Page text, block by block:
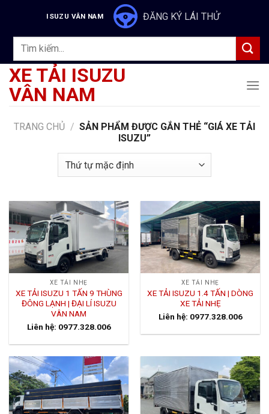
content
ISUZU VÂN NAM ĐĂNG KÝ LÁI THỬ
Tìm
XE TẢI ISUZU
VÂN NAM
TRANG CHỦ / SẢN PHẨM ĐƯỢC GẮN THẺ “GIÁ XE TẢI
ISUZU”
XE TẢI NHẸ
XE TẢI ISUZU 1 TẤN 9 THÙNG
ĐÔNG LẠNH | ĐẠI LÍ ISUZU
VÂN NAM
Liên hệ: 0977.328.006
XE TẢI NHẸ
XE TẢI ISUZU 1.4 TẤN | DÒNG
XE TẢI NHẸ
Liên hệ: 0977.328.006